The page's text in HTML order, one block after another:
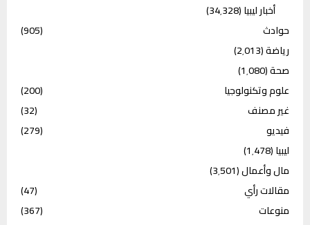
أخبار ليبيا(34٬328)
حوادث
(905)
رياضة(2٬013)
صحة(1٬080)
علوم وتكنولوجيا
(200)
غير مصنف
(32)
فيديو
(279)
ليبيا(1٬478)
مال وأعمال(3٬501)
مقالات رأي
(47)
منوعات
(367)